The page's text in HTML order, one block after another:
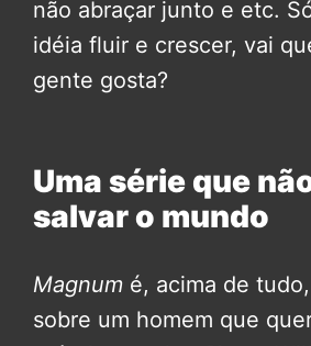
não abraçar junto e etc.
idéia fluir e crescer, vai
gente gosta?
Uma série que
salvar o mundo
Magnum é, acima de
sobre um homem que